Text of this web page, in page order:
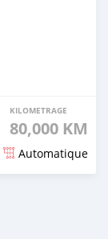
KILOMETRAGE
80,000 KM
Automatique